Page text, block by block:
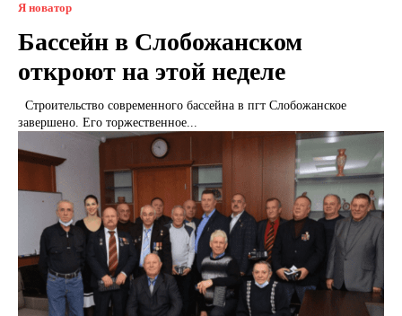
Я новатор
Бассейн в Слобожанском
откроют на этой неделе
завершено. Его торжественное...